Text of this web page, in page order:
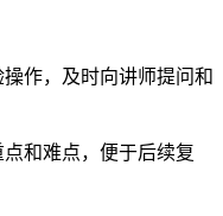
作，及时向讲师提问和
和难点，便于后续复